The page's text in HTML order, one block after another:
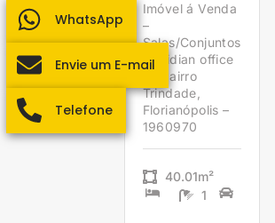
Imóvel á Venda
–
Salas/Conjuntos
Meridian office
no bairro
Trindade,
Florianópolis –
1960970
40.01m²
1
WhatsApp
Envie um E-mail
Telefone